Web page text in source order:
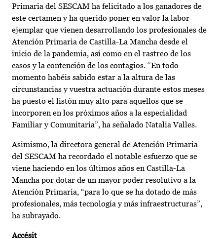
Primaria del SESCAM ha felicitado a los ganadores de
este certamen y ha querido poner en valor la labor
ejemplar que vienen desarrollando los profesionales de
Atención Primaria de Castilla-La Mancha desde el
inicio de la pandemia, así como en el rastreo de los
casos y la contención de los contagios. “En todo
momento habéis sabido estar a la altura de las
circunstancias y vuestra actuación durante estos meses
ha puesto el listón muy alto para aquellos que se
incorporen en los próximos años a la especialidad
Familiar y Comunitaria”, ha señalado Natalia Valles.
Asimismo, la directora general de Atención Primaria
del SESCAM ha recordado el notable esfuerzo que se
viene haciendo en los últimos años en Castilla-La
Mancha por dotar de un mayor poder resolutivo a la
Atención Primaria, “para lo que se ha dotado de más
profesionales, más tecnología y más infraestructuras”,
ha subrayado.
Accésit